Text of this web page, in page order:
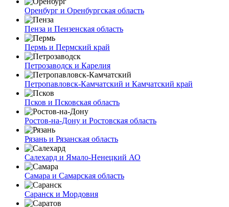
Оренбург и Оренбургская область
Пенза и Пензенская область
Пермь и Пермский край
Петрозаводск и Карелия
Петропавловск-Камчатский и Камчатский край
Псков и Псковская область
Ростов-на-Дону и Ростовская область
Рязань и Рязанская область
Салехард и Ямало-Ненецкий АО
Самара и Самарская область
Саранск и Мордовия